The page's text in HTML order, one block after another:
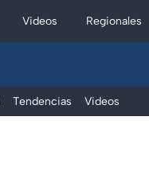
Videos Regionales
Tendencias Videos